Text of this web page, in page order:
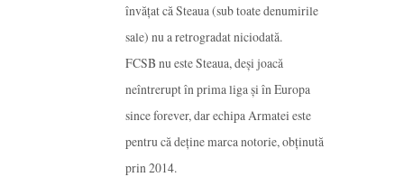
învățat că Steaua (sub toate denumirile
sale) nu a retrogradat niciodată.
FCSB nu este Steaua, deși joacă
neîntrerupt în prima liga și în Europa
since forever, dar echipa Armatei este
pentru că deține marca notorie, obținută
prin 2014.